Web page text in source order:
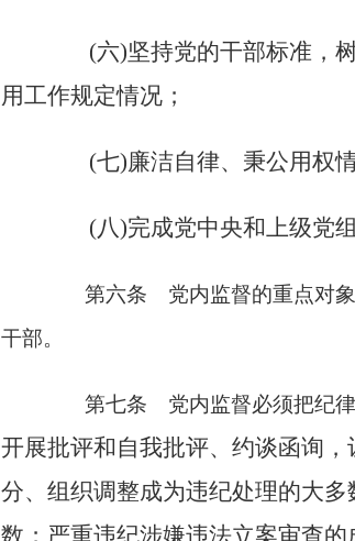
(六)坚持党的干部标准，树
用工作规定情况；
(七)廉洁自律、秉公用权情
(八)完成党中央和上级党组
第六条 党内监督的重点对象
干部。
第七条 党内监督必须把纪律
开展批评和自我批评、约谈函询
分、组织调整成为违纪处理的大
数；严重违纪涉嫌违法立案审查的